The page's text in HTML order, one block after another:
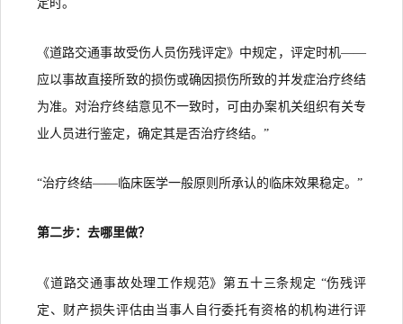
定时。
《道路交通事故受伤人员伤残评定》中规定，评定时机——
应以事故直接所致的损伤或确因损伤所致的并发症治疗终结
为准。对治疗终结意见不一致时，可由办案机关组织有关专
业人员进行鉴定，确定其是否治疗终结。”
“治疗终结——临床医学一般原则所承认的临床效果稳定。”
第二步：去哪里做？
《道路交通事故处理工作规范》第五十三条规定 “伤残评
定、财产损失评估由当事人自行委托有资格的机构进行评